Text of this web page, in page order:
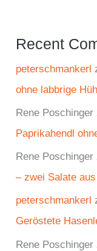
Recent
peterschmankerl
ohne labbrige
Rene Poschinger
Paprikahendl
Rene Poschinger
– zwei Salate
peterschmankerl
Geröstete
Rene Poschinger